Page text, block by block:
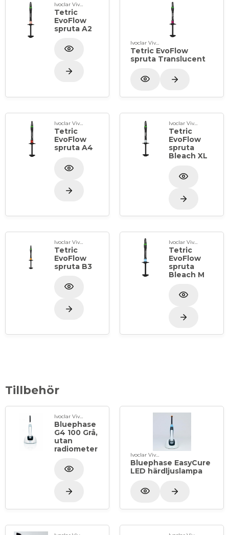
Ivoclar Vivadent
Tetric
EvoFlow
spruta A2
Ivoclar Vivadent
Tetric EvoFlow
spruta Translucent
Ivoclar Vivadent
Tetric
EvoFlow
spruta A4
Ivoclar Vivadent
Tetric
EvoFlow
spruta
Bleach XL
Ivoclar Vivadent
Tetric
EvoFlow
spruta B3
Ivoclar Vivadent
Tetric
EvoFlow
spruta
Bleach M
Tillbehör
Ivoclar Vivadent
Bluephase
G4 100 Grå,
utan
radiometer
Ivoclar Vivadent
Bluephase EasyCure
LED härdljuslampa